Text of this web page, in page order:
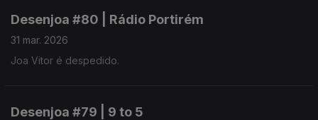
Desenjoa #80 | Rádio Portirém
31 mar. 2026
Joa Vitor é despedido.
Desenjoa #79 | 9 to 5